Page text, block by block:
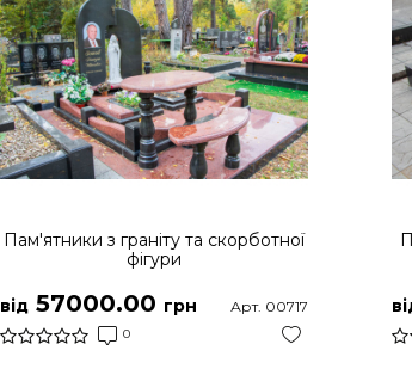
Пам'ятники з граніту та скорботної
фігури
від 57000.00 грн
0
Арт. 00717